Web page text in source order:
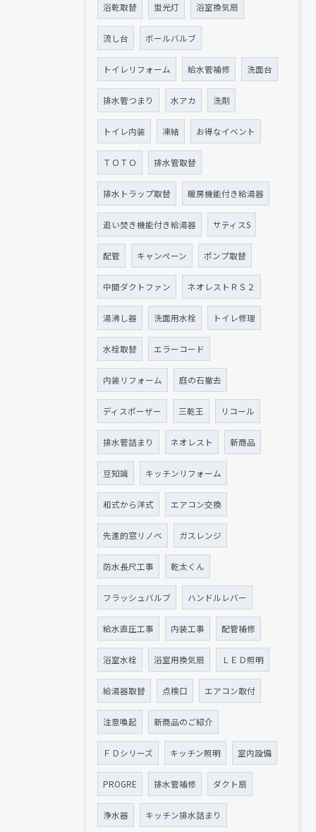
浴乾取替 蛍光灯 浴室換気扇
流し台 ボールバルブ
トイレリフォーム 給水管補修 洗面台
排水管つまり 水アカ 洗剤
トイレ内装 凍結 お得なイベント
ＴＯＴＯ 排水管取替
排水トラップ取替 暖房機能付き給湯器
追い焚き機能付き給湯器 サティスS
配管 キャンペーン ポンプ取替
中間ダクトファン ネオレストＲＳ２
湯沸し器 洗面用水栓 トイレ修理
水栓取替 エラーコード
内装リフォーム 庭の石撤去
ディスポーザー 三乾王 リコール
排水管詰まり ネオレスト 新商品
豆知識 キッチンリフォーム
和式から洋式 エアコン交換
先進的窓リノベ ガスレンジ
防水長尺工事 乾太くん
フラッシュバルブ ハンドルレバー
給水直圧工事 内装工事 配管補修
浴室水栓 浴室用換気扇 ＬＥＤ照明
給湯器取替 点検口 エアコン取付
注意喚起 新商品のご紹介
ＦＤシリーズ キッチン照明 室内設備
PROGRE 排水管補修 ダクト扇
浄水器 キッチン排水詰まり